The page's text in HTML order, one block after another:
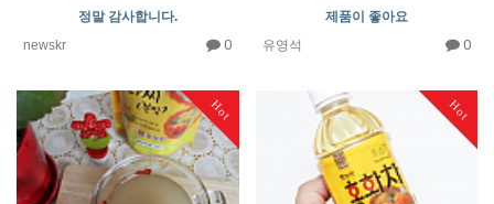
정말 감사합니다.
newskr
0
제품이 좋아요
유영석
0
Hot Hot